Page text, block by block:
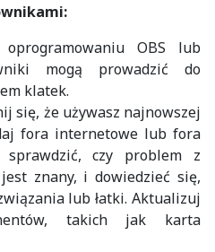
OBS lub
mogą prowadzić do
klatek.
się, że używasz najnowszej
fora internetowe lub fora
sprawdzić, czy problem z
znany, i dowiedzieć się,
lub łatki. Aktualizuj
takich jak karta